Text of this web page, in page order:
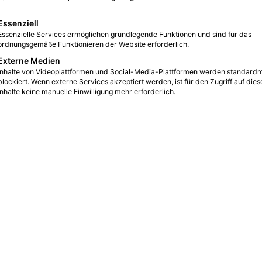
Complement Cooling
Für Arbeiten ohne Eisbad
Wiederverwendbarer Kühlblock mit gefrierbarem
eine Liste der Service-Gruppen, für die eine
Services ermöglichen grundlegende Funktionen und sind für das
Funktionieren der Website erforderlich.
Medien
von Videoplattformen und Social-Media-Plattformen werden
Wenn externe Services akzeptiert werden, ist für den Zugriff auf
keine manuelle Einwilligung mehr erforderlich.